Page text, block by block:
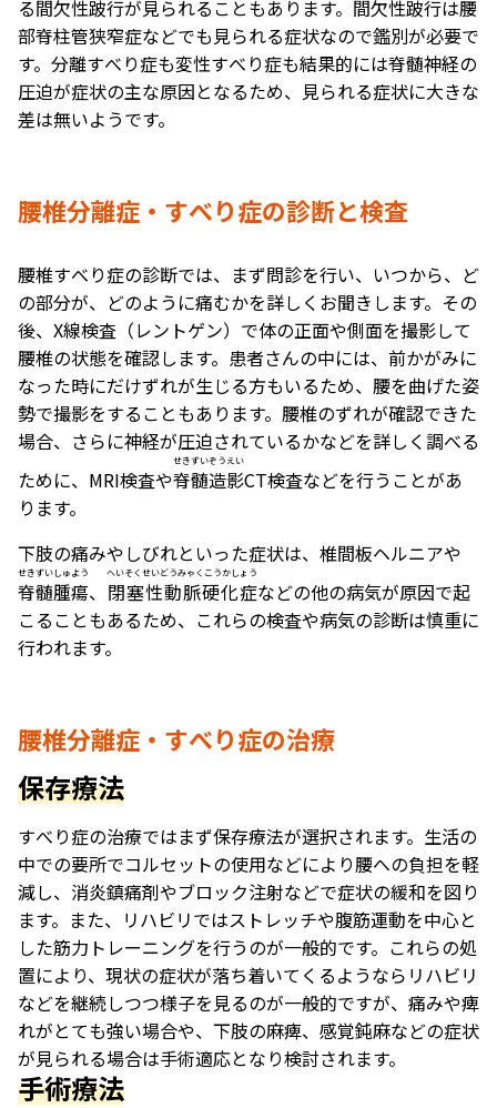
る間欠性跛行が見られることもあります。間欠性跛行は腰
部脊柱管狭窄症などでも見られる症状なので鑑別が必要で
す。分離すべり症も変性すべり症も結果的には脊髄神経の
圧迫が症状の主な原因となるため、見られる症状に大きな
差は無いようです。
腰椎分離症・すべり症の診断と検査
腰椎すべり症の診断では、まず問診を行い、いつから、ど
の部分が、どのように痛むかを詳しくお聞きします。その
後、X線検査（レントゲン）で体の正面や側面を撮影して
腰椎の状態を確認します。患者さんの中には、前かがみに
なった時にだけずれが生じる方もいるため、腰を曲げた姿
勢で撮影をすることもあります。腰椎のずれが確認できた
場合、さらに神経が圧迫されているかなどを詳しく調べる
ために、MRI検査や脊髄造影
せきずいぞうえい
CT検査などを行うことがあ
ります。
下肢の痛みやしびれといった症状は、椎間板ヘルニアや
脊髄腫瘍
せきずいしゅよう
、 閉塞性動脈硬化症
へいそくせいどうみゃくこうかしょう
などの他の病気が原因で起
こることもあるため、これらの検査や病気の診断は慎重に
行われます。
腰椎分離症・すべり症の治療
保存療法
すべり症の治療ではまず保存療法が選択されます。生活の
中での要所でコルセットの使用などにより腰への負担を軽
減し、消炎鎮痛剤やブロック注射などで症状の緩和を図り
ます。また、リハビリではストレッチや腹筋運動を中心と
した筋力トレーニングを行うのが一般的です。これらの処
置により、現状の症状が落ち着いてくるようならリハビリ
などを継続しつつ様子を見るのが一般的ですが、痛みや痺
れがとても強い場合や、下肢の麻痺、感覚鈍麻などの症状
が見られる場合は手術適応となり検討されます。
手術療法